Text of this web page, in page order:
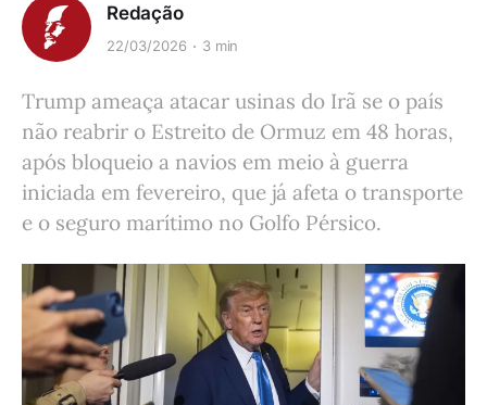
Redação
22/03/2026 3 min
Trump ameaça atacar usinas do Irã se o país
não reabrir o Estreito de Ormuz em 48 horas,
após bloqueio a navios em meio à guerra
iniciada em fevereiro, que já afeta o transporte
e o seguro marítimo no Golfo Pérsico.